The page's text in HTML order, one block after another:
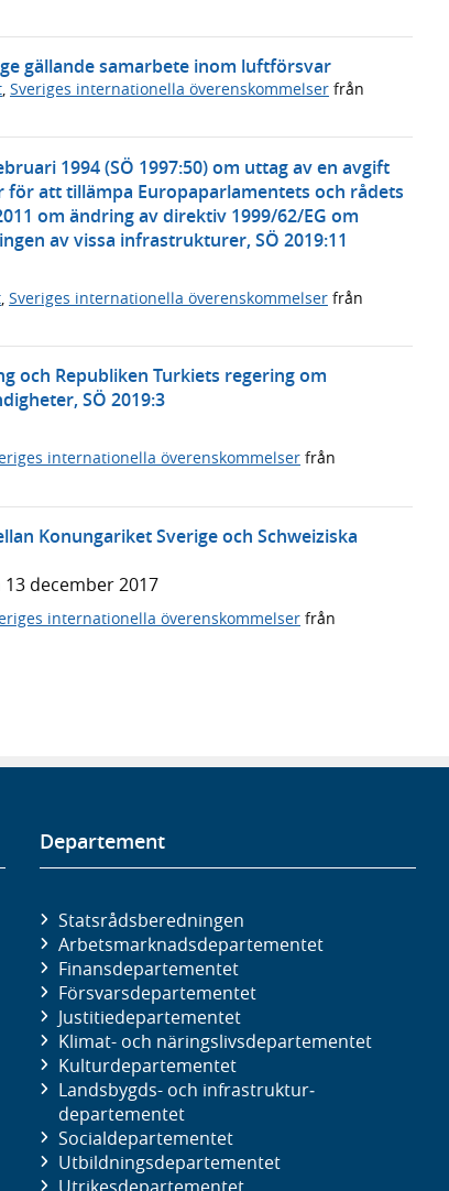
gällande samarbete inom luftförsvar
, Sveriges internationella överenskommelser från
1994 (SÖ 1997:50) om uttag av en avgift
att tillämpa Europaparlamentets och rådets
om ändring av direktiv 1999/62/EG om
av vissa infrastrukturer, SÖ 2019:11
Sveriges internationella överenskommelser från
och Republiken Turkiets regering om
SÖ 2019:3
internationella överenskommelser från
Konungariket Sverige och Schweiziska
december 2017
internationella överenskommelser från
Departement
Statsrådsberedningen
Arbetsmarknads­departementet
Finans­departementet
Försvars­departementet
Justitie­departementet
Klimat- och näringslivs­departementet
Kultur­departementet
Landsbygds- och infrastruktur­
departementet
Social­departementet
Utbildnings­departementet